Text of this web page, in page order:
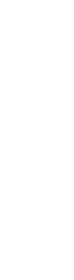
Norton Small
di supporto
e (xi)
Protezione
incoerenza tra la
Servizio” e la
Servizi”,
nella
dei
ad altri
o fraudolenti,
non esaustivo,
invio di e-
scansione di
e-mail non
tipo di e-mail
indirizzata
up, utilizzo
in atto di frodi
frodi in
ricatti,